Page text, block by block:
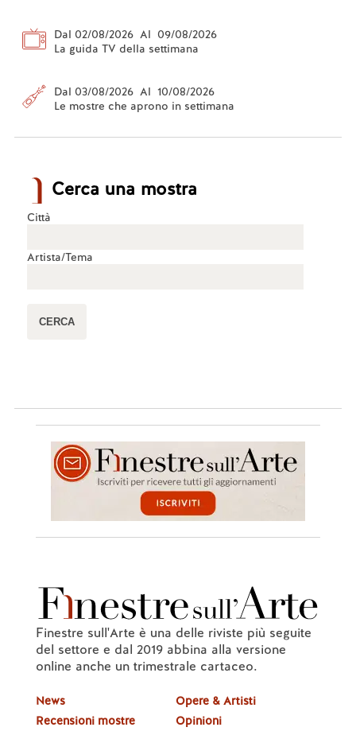
Dal 02/08/2026 Al 09/08/2026
La guida TV della settimana
Dal 03/08/2026 Al 10/08/2026
Le mostre che aprono in settimana
Cerca una mostra
Città
Artista/Tema
Finestre sull'Arte è una delle riviste più seguite
del settore e dal 2019 abbina alla versione
online anche un trimestrale cartaceo.
News
Recensioni mostre
Opere & Artisti
Opinioni